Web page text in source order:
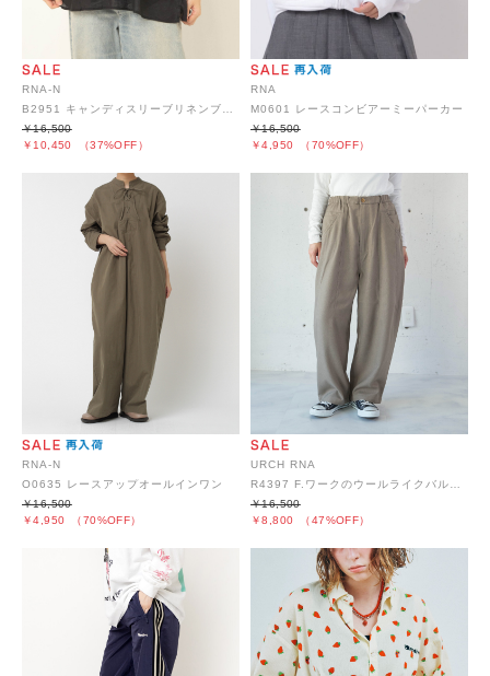
RNA-N
B2951 キャンディスリーブリネンブラウス
￥10,450 （37%OFF）
￥16,500
RNA
M0601 レースコンビアーミーパーカー
￥4,950 （70%OFF）
￥16,500
RNA-N
O0635 レースアップオールインワン
￥4,950 （70%OFF）
￥16,500
URCH RNA
￥8,800 （47%OFF）
￥16,500